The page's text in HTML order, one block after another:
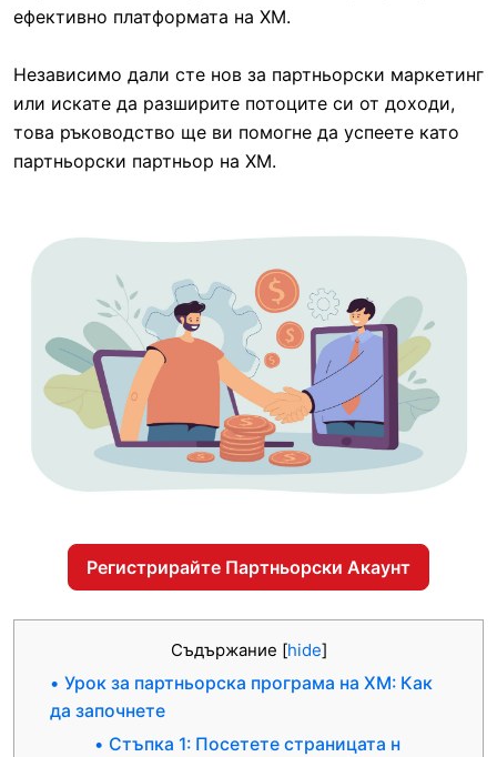
ефективно платформата на XM.
Независимо дали сте нов за партньорски маркетинг
или искате да разширите потоците си от доходи,
това ръководство ще ви помогне да успеете като
партньорски партньор на XM.
Регистрирайте Партньорски Акаунт
Съдържание [hide]
Урок за партньорска програма на XM: Как
да започнете
Стъпка 1: Посетете страницата н